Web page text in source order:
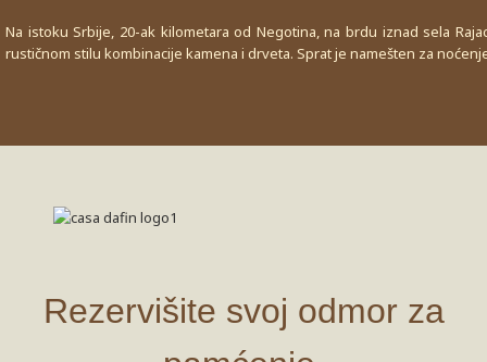
Na istoku Srbije, 20-ak kilometara od Negotina, na brdu iznad sela
rustičnom stilu kombinacije kamena i drveta. Sprat je namešten za
Rezervišite svoj odmor za